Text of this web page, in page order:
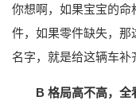
你想啊，如果宝宝的
件，如果零件缺失，
名字，就是给这辆车补
B 格局高不高，全